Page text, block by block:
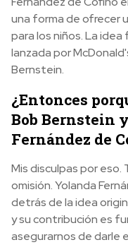
una forma de ofrecer
para los niños. La
lanzada por
Bernstein.
¿Entonces
Bob Bernstein
Fernández de
Mis disculpas por eso.
omisión. Yolanda
detrás de la idea
y su contribución es
asegurarnos de darle